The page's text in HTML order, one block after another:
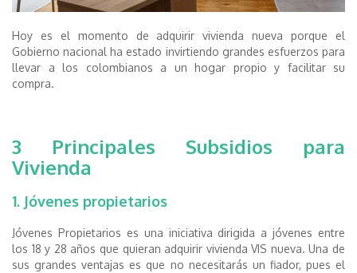
Hoy es el momento de adquirir vivienda nueva porque el
Gobierno nacional ha estado invirtiendo grandes esfuerzos para
llevar a los colombianos a un hogar propio y facilitar su
compra.
3 Principales Subsidios para
Vivienda
1. Jóvenes propietarios
Jóvenes Propietarios es una iniciativa dirigida a jóvenes entre
los 18 y 28 años que quieran adquirir vivienda VIS nueva. Una de
sus grandes ventajas es que no necesitarás un fiador, pues el